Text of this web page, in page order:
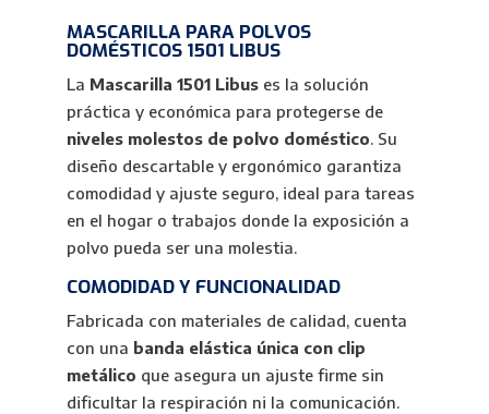
MASCARILLA PARA POLVOS
DOMÉSTICOS 1501 LIBUS
La Mascarilla 1501 Libuses la solución
práctica y económica para protegerse de
niveles molestos de polvo doméstico. Su
diseño descartable y ergonómico garantiza
comodidad y ajuste seguro, ideal para tareas
en el hogar o trabajos donde la exposición a
polvo pueda ser una molestia.
COMODIDAD Y FUNCIONALIDAD
Fabricada con materiales de calidad, cuenta
con una banda elástica única con clip
metálico que asegura un ajuste firme sin
dificultar la respiración ni la comunicación.